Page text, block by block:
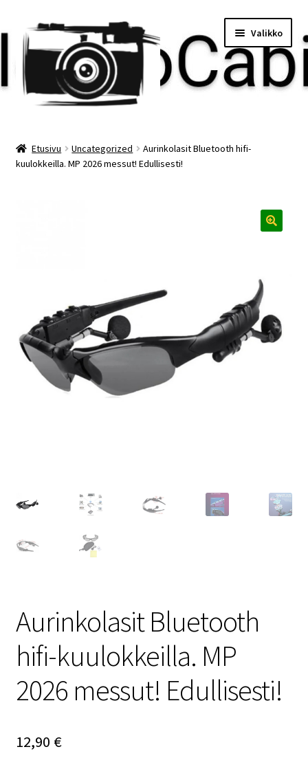
Siirry
navigointiin
Siirry
sisältöön
Valikko
Maksu
Etusivu Uncategorized
Aurinkolasit Bluetooth hifi-
kuulokkeilla. MP 2026 messut! Edullisesti!
Aurinkolasit Bluetooth
hifi-kuulokkeilla. MP
2026 messut! Edullisesti!
12,90 €